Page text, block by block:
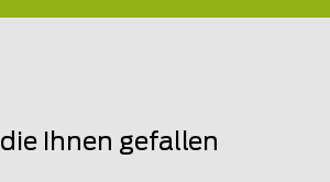
Ihnen gefallen